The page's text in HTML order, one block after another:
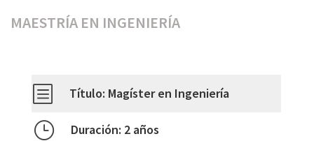
MAESTRÍA EN INGENIERÍA
b Título: Magíster en Ingeniería
} Duración: 2 años